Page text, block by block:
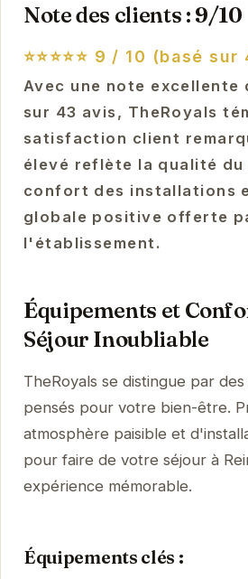
Note des clients : 9/10
⭐⭐⭐⭐⭐ 9 / 10 (basé sur
Avec une note excellente
sur 43 avis, TheRoyals
satisfaction client
élevé reflète la qualité
confort des installations
globale positive offerte
l'établissement.
Équipements et
Séjour Inoubliable
TheRoyals se distingue par
pensés pour votre bien-être.
atmosphère paisible et
pour faire de votre séjour à
expérience mémorable.
Équipements clés :